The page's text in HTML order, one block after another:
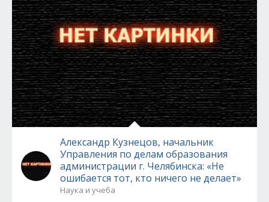
Александр Кузнецов, начальник
Управления по делам образования
администрации г. Челябинска: «Не
ошибается тот, кто ничего не делает»
Наука и учеба